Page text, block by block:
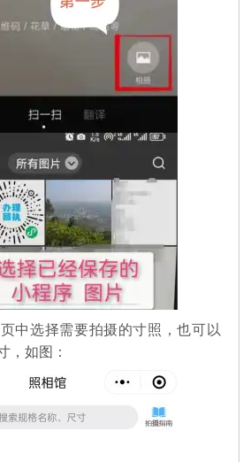
中选择需要拍摄的寸照，也可以
，如图：